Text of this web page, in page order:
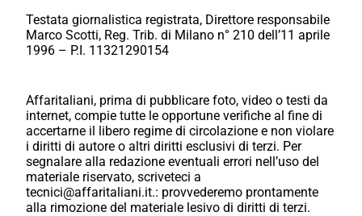
Testata giornalistica registrata, Direttore responsabile
Marco Scotti, Reg. Trib. di Milano n° 210 dell’11 aprile
1996 – P.I. 11321290154
Affaritaliani, prima di pubblicare foto, video o testi da
internet, compie tutte le opportune verifiche al fine di
accertarne il libero regime di circolazione e non violare
i diritti di autore o altri diritti esclusivi di terzi. Per
segnalare alla redazione eventuali errori nell’uso del
materiale riservato, scriveteci a
tecnici@affaritaliani.it.: provvederemo prontamente
alla rimozione del materiale lesivo di diritti di terzi.